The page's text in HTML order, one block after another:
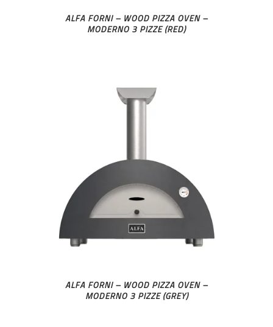
ALFA FORNI – WOOD PIZZA OVEN –
MODERNO 3 PIZZE (RED)
ALFA FORNI – WOOD PIZZA OVEN –
MODERNO 3 PIZZE (GREY)